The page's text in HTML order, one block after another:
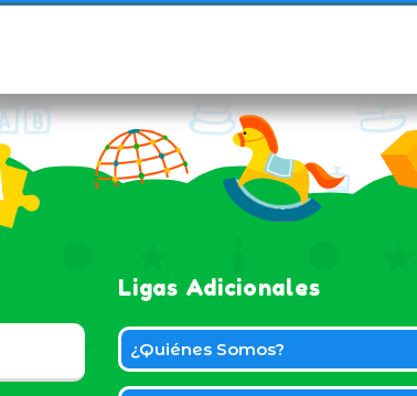
Ligas Adicionales
¿Quiénes Somos?